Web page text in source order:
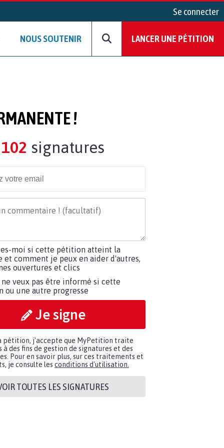
Se connecter
NOUS SOUTENIR LANCER UNE PÉTITION
!
102 signatures
moi si cette pétition atteint la
et comment je peux en aider d'autres,
ouvertures et clics
ne veux pas être informé si cette
ou une autre progresse
Je signe
pétition, j'accepte que MyPetition traite
à des fins de gestion de signatures et des
Pour en savoir plus, sur ces traitements et
je consulte les conditions d'utilisation.
TOUTES LES SIGNATURES